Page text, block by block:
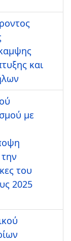
και
με
του
2025